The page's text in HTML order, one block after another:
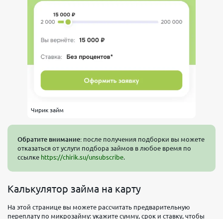
Чирик займ
Обратите внимание: после получения подборки вы можете
отказаться от услуги подбора займов в любое время по
ссылке https://chirik.su/unsubscribe.
Калькулятор займа на карту
На этой странице вы можете рассчитать предварительную
переплату по микрозайму: укажите сумму, срок и ставку, чтобы